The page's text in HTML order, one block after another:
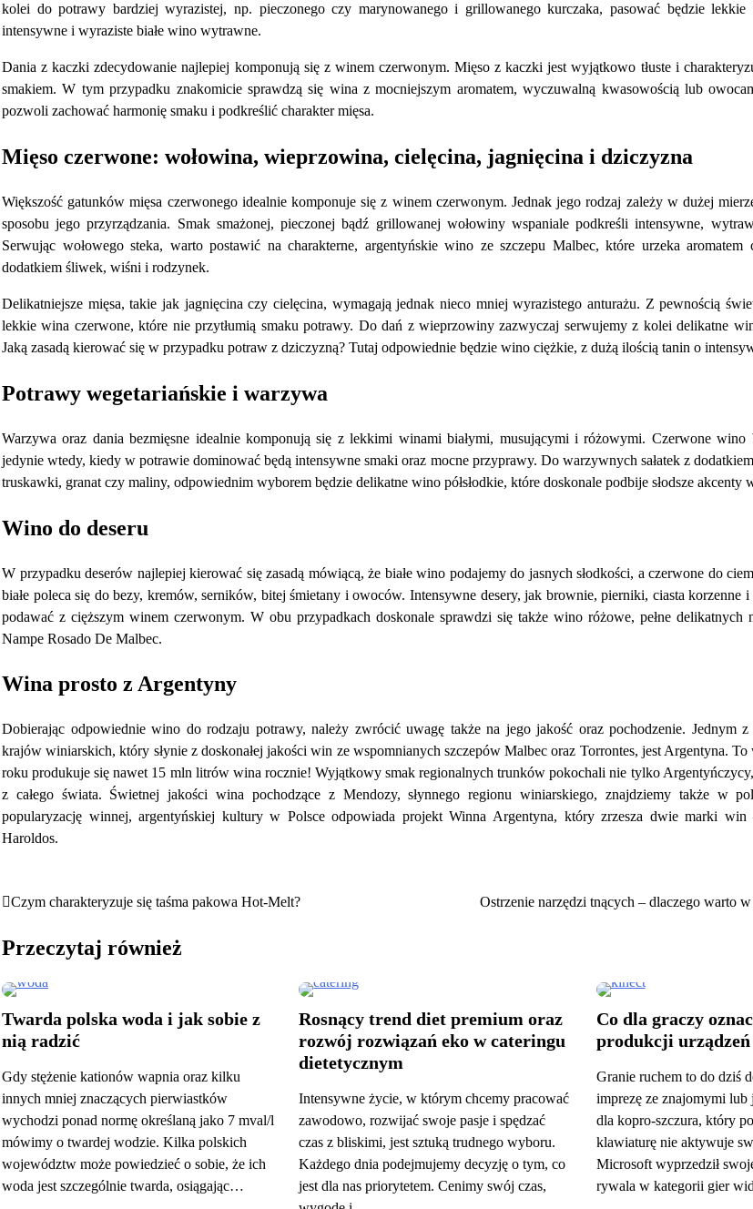
kolei do potrawy bardziej wyrazistej, np. pieczonego czy marynowanego i grillowanego kurczaka, pasować będzie
intensywne i wyraziste białe wino wytrawne.
Dania z kaczki zdecydowanie najlepiej komponują się z winem czerwonym. Mięso z kaczki jest wyjątkowo tłuste i
smakiem. W tym przypadku znakomicie sprawdzą się wina z mocniejszym aromatem, wyczuwalną kwasowością lub
pozwoli zachować harmonię smaku i podkreślić charakter mięsa.
Mięso czerwone: wołowina, wieprzowina, cielęcina, jagnięcina i dziczyzna
Większość gatunków mięsa czerwonego idealnie komponuje się z winem czerwonym. Jednak jego rodzaj zależy w dużej
sposobu jego przyrządzania. Smak smażonej, pieczonej bądź grillowanej wołowiny wspaniale podkreśli intensywne,
Serwując wołowego steka, warto postawić na charakterne, argentyńskie wino ze szczepu Malbec, które urzeka
dodatkiem śliwek, wiśni i rodzynek.
Delikatniejsze mięsa, takie jak jagnięcina czy cielęcina, wymagają jednak nieco mniej wyrazistego anturażu. Z pewnością
lekkie wina czerwone, które nie przytłumią smaku potrawy. Do dań z wieprzowiny zazwyczaj serwujemy z kolei delikatne
Jaką zasadą kierować się w przypadku potraw z dziczyzną? Tutaj odpowiednie będzie wino ciężkie, z dużą ilością tanin o
Potrawy wegetariańskie i warzywa
Warzywa oraz dania bezmięsne idealnie komponują się z lekkimi winami białymi, musującymi i różowymi. Czerwone wino
jedynie wtedy, kiedy w potrawie dominować będą intensywne smaki oraz mocne przyprawy. Do warzywnych sałatek z
truskawki, granat czy maliny, odpowiednim wyborem będzie delikatne wino półsłodkie, które doskonale podbije słodsze akcenty
Wino do deseru
W przypadku deserów najlepiej kierować się zasadą mówiącą, że białe wino podajemy do jasnych słodkości, a czerwone do
białe poleca się do bezy, kremów, serników, bitej śmietany i owoców. Intensywne desery, jak brownie, pierniki, ciasta korzenne
podawać z cięższym winem czerwonym. W obu przypadkach doskonale sprawdzi się także wino różowe, pełne delikatnych
Nampe Rosado De Malbec.
Wina prosto z Argentyny
Dobierając odpowiednie wino do rodzaju potrawy, należy zwrócić uwagę także na jego jakość oraz pochodzenie. Jednym z
krajów winiarskich, który słynie z doskonałej jakości win ze wspomnianych szczepów Malbec oraz Torrontes, jest Argentyna. To
roku produkuje się nawet 15 mln litrów wina rocznie! Wyjątkowy smak regionalnych trunków pokochali nie tylko
z całego świata. Świetnej jakości wina pochodzące z Mendozy, słynnego regionu winiarskiego, znajdziemy także w
popularyzację winnej, argentyńskiej kultury w Polsce odpowiada projekt Winna Argentyna, który zrzesza dwie marki
Haroldos.
Nawigacja
wpisu
Czym charakteryzuje się taśma pakowa Hot-Melt? Ostrzenie narzędzi tnących – dlaczego warto
Przeczytaj również
Twarda polska woda i jak sobie z
nią radzić
Gdy stężenie kationów wapnia oraz kilku
innych mniej znaczących pierwiastków
wychodzi ponad normę określaną jako 7 mval/l
mówimy o twardej wodzie. Kilka polskich
województw może powiedzieć o sobie, że ich
woda jest szczególnie twarda, osiągając…
Rosnący trend diet premium oraz
rozwój rozwiązań eko w cateringu
dietetycznym
Intensywne życie, w którym chcemy pracować
zawodowo, rozwijać swoje pasje i spędzać
czas z bliskimi, jest sztuką trudnego wyboru.
Każdego dnia podejmujemy decyzję o tym, co
jest dla nas priorytetem. Cenimy swój czas,
Co dla graczy
produkcji
Granie ruchem to do dziś
imprezę ze znajomymi lub
dla kopro-szczura, który
klawiaturę nie aktywuje
Microsoft wyprzedził
rywala w kategorii gier